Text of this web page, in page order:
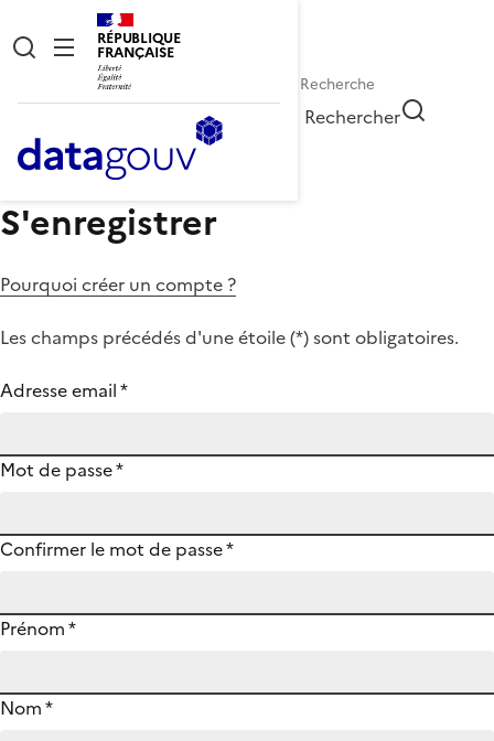
RÉPUBLIQUE
FRANÇAISE
Rechercher
S'enregistrer
Pourquoi créer un compte ?
Les champs précédés d'une étoile (*) sont obligatoires.
Adresse email*
Mot de passe*
Confirmer le mot de passe*
Prénom*
Nom*